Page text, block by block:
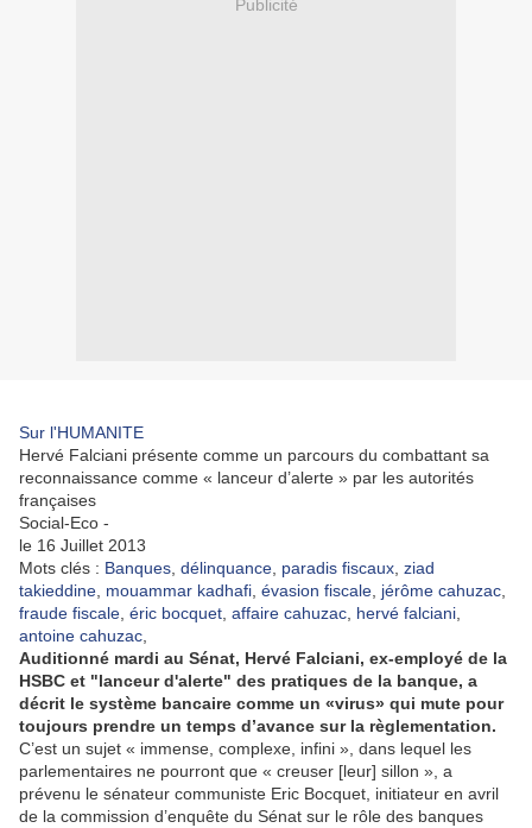
Publicité
Sur l'HUMANITE
Hervé Falciani présente comme un parcours du combattant sa
reconnaissance comme « lanceur d’alerte » par les autorités
françaises
Social-Eco -
le 16 Juillet 2013
Mots clés : Banques délinquance paradis fiscaux ziad
takieddine mouammar kadhafi évasion fiscale jérôme cahuzac
fraude fiscale éric bocquet affaire cahuzac hervé falciani
antoine cahuzac
Auditionné mardi au Sénat, Hervé Falciani, ex-employé de la
HSBC et "lanceur d'alerte" des pratiques de la banque, a
décrit le système bancaire comme un «virus» qui mute pour
toujours prendre un temps d’avance sur la règlementation.
C’est un sujet « immense, complexe, infini », dans lequel les
parlementaires ne pourront que « creuser [leur] sillon », a
prévenu le sénateur communiste Eric Bocquet, initiateur en avril
de la commission d’enquête du Sénat sur le rôle des banques